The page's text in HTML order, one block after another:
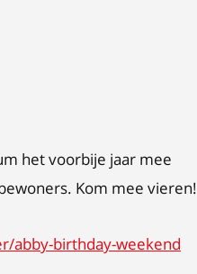
het voorbije jaar mee
Kom mee vieren!
abby-birthday-weekend